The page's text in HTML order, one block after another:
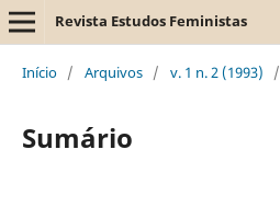
Revista Estudos Feministas
Início / Arquivos / v. 1 n. 2 (1993) /
Sumário